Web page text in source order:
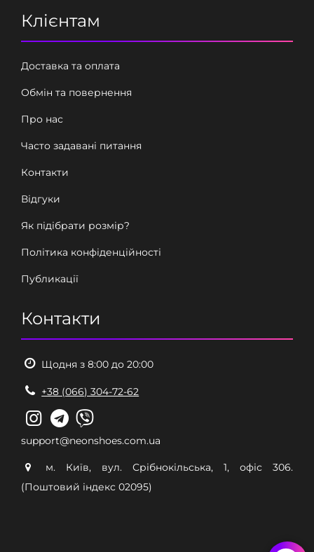
Клієнтам
Доставка та оплата
Обмін та повернення
Про нас
Часто задавані питання
Контакти
Відгуки
Як підібрати розмір?
Політика конфіденційності
Публикації
Контакти
Щодня з 8:00 до 20:00
+38 (066) 304-72-62
support@neonshoes.com.ua
м. Київ, вул. Срібнокільська, 1, офіс 306.
(Поштовий індекс 02095)